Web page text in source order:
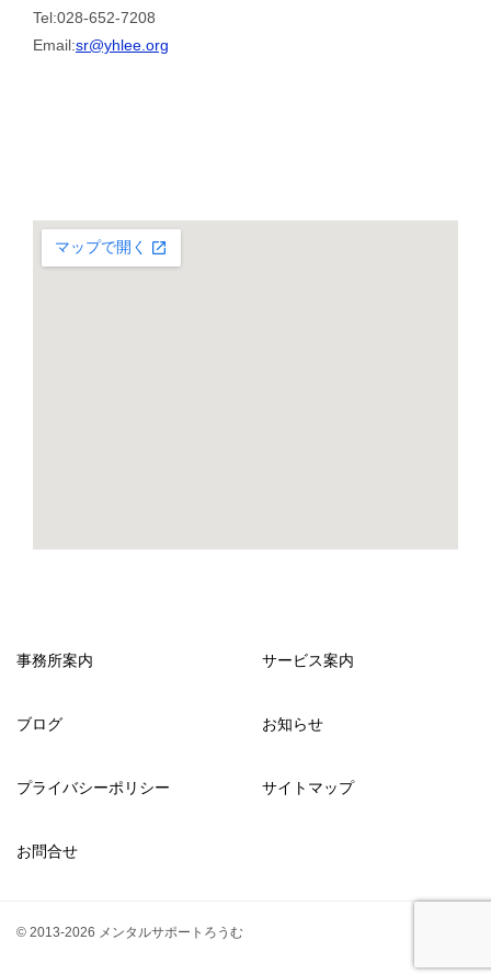
Tel:028-652-7208
Email:sr@yhlee.org
事務所案内 サービス案内
ブログ お知らせ
プライバシーポリシー サイトマップ
お問合せ
© 2013-2026 メンタルサポートろうむ